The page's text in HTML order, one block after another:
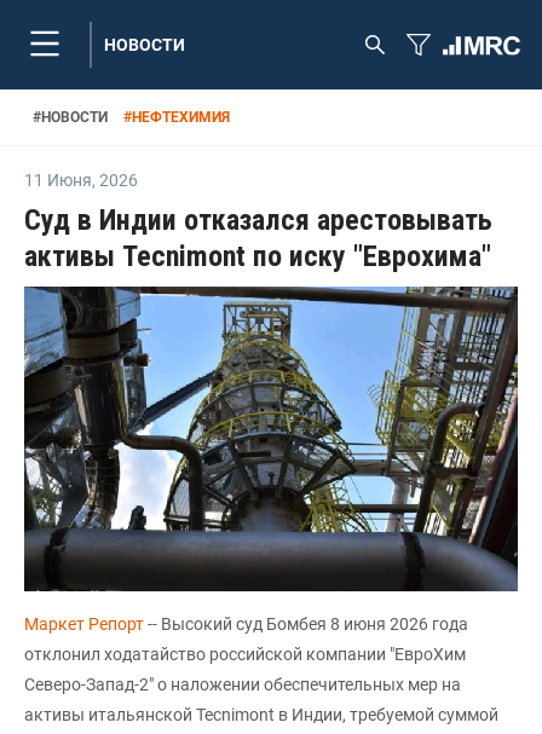
НОВОСТИ
#НОВОСТИ #НЕФТЕХИМИЯ
11 Июня, 2026
Суд в Индии отказался арестовывать
активы Tecnimont по иску "Еврохима"
Маркет Репорт-- Высокий суд Бомбея 8 июня 2026 года
отклонил ходатайство российской компании "ЕвроХим
Северо-Запад-2" о наложении обеспечительных мер на
активы итальянской Tecnimont в Индии, требуемой суммой